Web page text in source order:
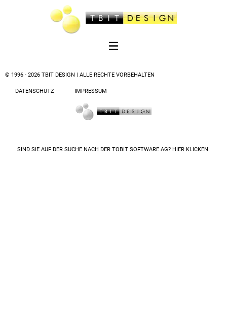
© 1996 - 2026 TBIT DESIGN | ALLE RECHTE VORBEHALTEN
DATENSCHUTZ IMPRESSUM
SIND SIE AUF DER SUCHE NACH DER TOBIT SOFTWARE AG? HIER KLICKEN.